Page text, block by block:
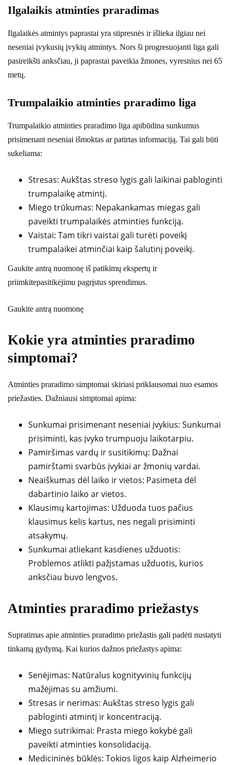
Ilgalaikis atminties praradimas
Ilgalaikės atmintys paprastai yra stipresnės ir išlieka ilgiau nei
neseniai įvykusių įvykių atmintys. Nors ši progresuojanti liga gali
pasireikšti anksčiau, ji paprastai paveikia žmones, vyresnius nei 65
metų.
Trumpalaikio atminties praradimo liga
Trumpalaikio atminties praradimo liga apibūdina sunkumus
prisimenant neseniai išmoktas ar patirtas informaciją. Tai gali būti
sukeliama:
Stresas: Aukštas streso lygis gali laikinai pabloginti
trumpalaikę atmintį.
Miego trūkumas: Nepakankamas miegas gali
paveikti trumpalaikės atminties funkciją.
Vaistai: Tam tikri vaistai gali turėti poveikį
trumpalaikei atminčiai kaip šalutinį poveikį.
Gaukite antrą nuomonę iš patikimų ekspertų ir
priimkitepasitikėjimu pagrįstus sprendimus.
Gaukite antrą nuomonę
Kokie yra atminties praradimo
simptomai?
Atminties praradimo simptomai skiriasi priklausomai nuo esamos
priežasties. Dažniausi simptomai apima:
Sunkumai prisimenant neseniai įvykius: Sunkumai
prisiminti, kas įvyko trumpuoju laikotarpiu.
Pamiršimas vardų ir susitikimų: Dažnai
pamirštami svarbūs įvykiai ar žmonių vardai.
Neaiškumas dėl laiko ir vietos: Pasimeta dėl
dabartinio laiko ar vietos.
Klausimų kartojimas: Užduoda tuos pačius
klausimus kelis kartus, nes negali prisiminti
atsakymų.
Sunkumai atliekant kasdienes užduotis:
Problemos atlikti pažįstamas užduotis, kurios
anksčiau buvo lengvos.
Atminties praradimo priežastys
Supratimas apie atminties praradimo priežastis gali padėti nustatyti
tinkamą gydymą. Kai kurios dažnos priežastys apima:
Senėjimas: Natūralus kognityvinių funkcijų
mažėjimas su amžiumi.
Stresas ir nerimas: Aukštas streso lygis gali
pabloginti atmintį ir koncentraciją.
Miego sutrikimai: Prasta miego kokybė gali
paveikti atminties konsolidaciją.
Medicininės būklės: Tokios ligos kaip Alzheimerio